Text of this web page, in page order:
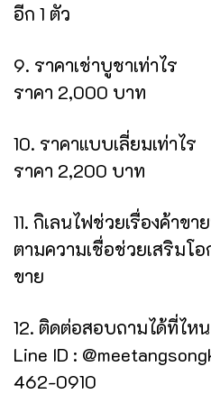
อีก 1 ตัว
9. ราคาเช่าบูชาเท่าไร
ราคา 2,000 บาท
10. ราคาแบบเลี่ยมเท่าไร
ราคา 2,200 บาท
11. กิเลนไฟช่วยเรื่องค้าขา
ตามความเชื่อช่วยเสริมโ
ขาย
12. ติดต่อสอบถามได้ที่ไหน
Line ID :
462-0910